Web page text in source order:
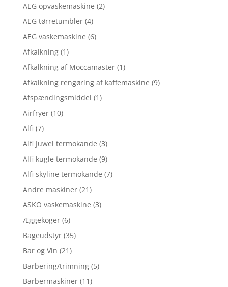
AEG opvaskemaskine (2)
AEG tørretumbler (4)
AEG vaskemaskine (6)
Afkalkning (1)
Afkalkning af Moccamaster (1)
Afkalkning rengøring af kaffemaskine (9)
Afspændingsmiddel (1)
Airfryer (10)
Alfi (7)
Alfi Juwel termokande (3)
Alfi kugle termokande (9)
Alfi skyline termokande (7)
Andre maskiner (21)
ASKO vaskemaskine (3)
Æggekoger (6)
Bageudstyr (35)
Bar og Vin (21)
Barbering/trimning (5)
Barbermaskiner (11)